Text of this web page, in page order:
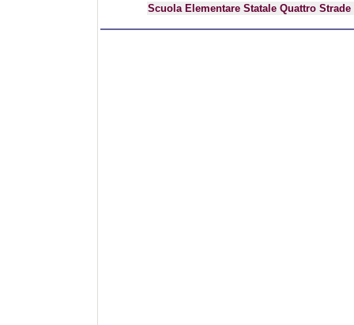
Scuola Elementare Statale Quattro